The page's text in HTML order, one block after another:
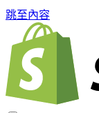
跳至內容